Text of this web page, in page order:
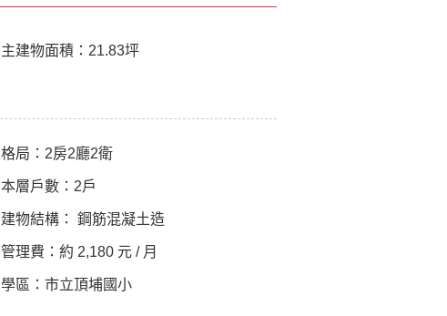
主建物面積： 21.83坪
格局： 2房2廳2衛
本層戶數： 2戶
建物結構： 鋼筋混凝土造
管理費： 約 2,180 元 / 月
學區： 市立頂埔國小